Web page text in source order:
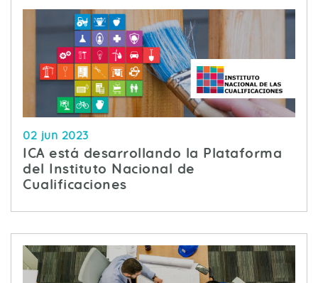
02 jun 2023
ICA está desarrollando la Plataforma
del Instituto Nacional de
Cualificaciones